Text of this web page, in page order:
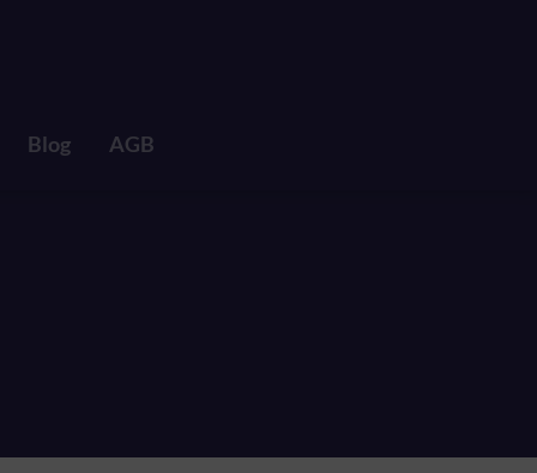
Blog AGB